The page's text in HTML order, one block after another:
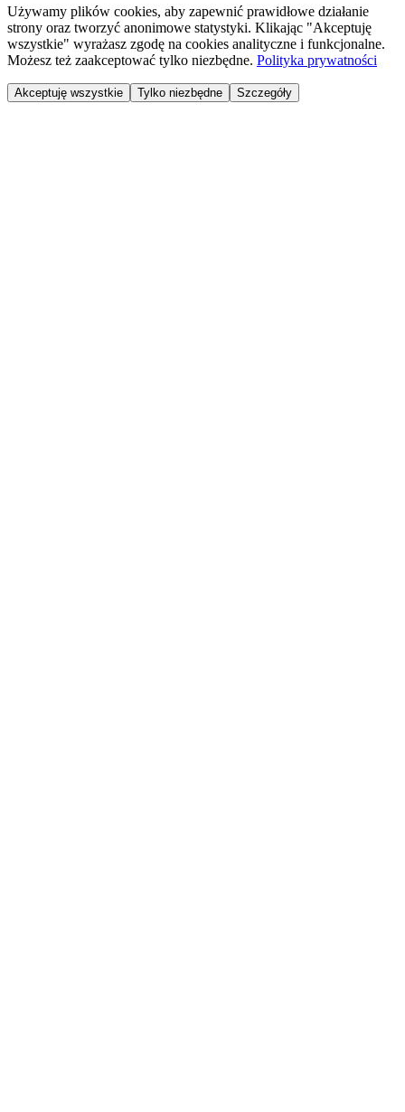
Używamy plików cookies, aby zapewnić prawidłowe działanie
strony oraz tworzyć anonimowe statystyki. Klikając "Akceptuję
wszystkie" wyrażasz zgodę na cookies analityczne i funkcjonalne.
Możesz też zaakceptować tylko niezbędne. Polityka prywatności
Akceptuję wszystkie Tylko niezbędne Szczegóły